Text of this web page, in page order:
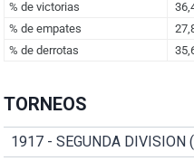
TORNEOS
1917 - SEGUNDA DIVISION